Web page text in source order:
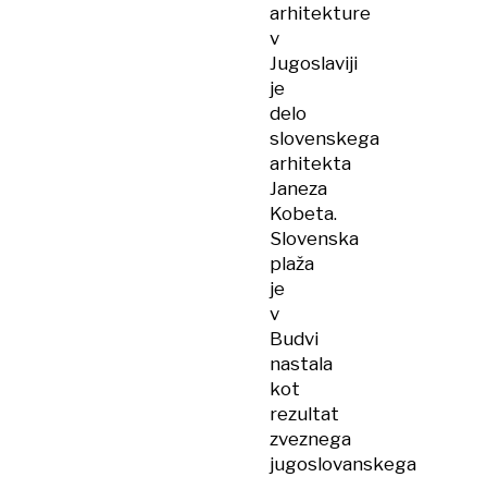
arhitekture
v
Jugoslaviji
je
delo
slovenskega
arhitekta
Janeza
Kobeta.
Slovenska
plaža
je
v
Budvi
nastala
kot
rezultat
zveznega
jugoslovanskega